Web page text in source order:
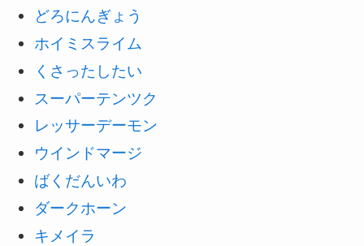
どろにんぎょう
ホイミスライム
くさったしたい
スーパーテンツク
レッサーデーモン
ウインドマージ
ばくだんいわ
ダークホーン
キメイラ